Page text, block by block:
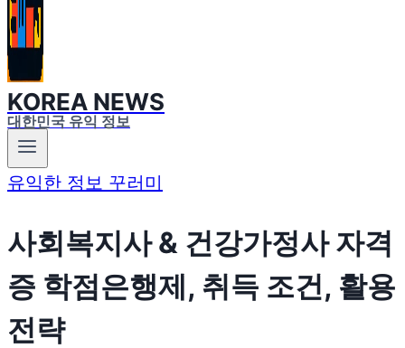
KOREA NEWS
대한민국 유익 정보
유익한 정보 꾸러미
사회복지사 & 건강가정사 자격
증 학점은행제, 취득 조건, 활용
전략